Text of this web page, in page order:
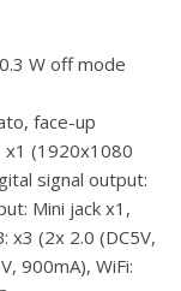
W off mode
face-up
x1 (1920x1080
signal output:
Mini jack x1,
x3 (2x 2.0 (DC5V,
900mA), WiFi: